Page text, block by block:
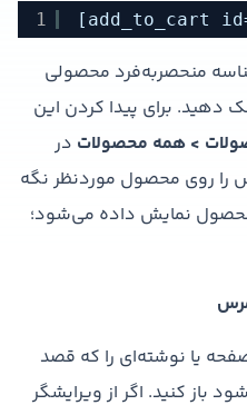
1 [add_to_cart
منحصربه‌فرد محصولی
دهید. برای پیدا کردن این
> همه محصولات در
را روی محصول موردنظر نگه
نمایش داده می‌شود؛
صفحه یا نوشته‌ای را که قصد
باز کنید. اگر از ویرایشگر